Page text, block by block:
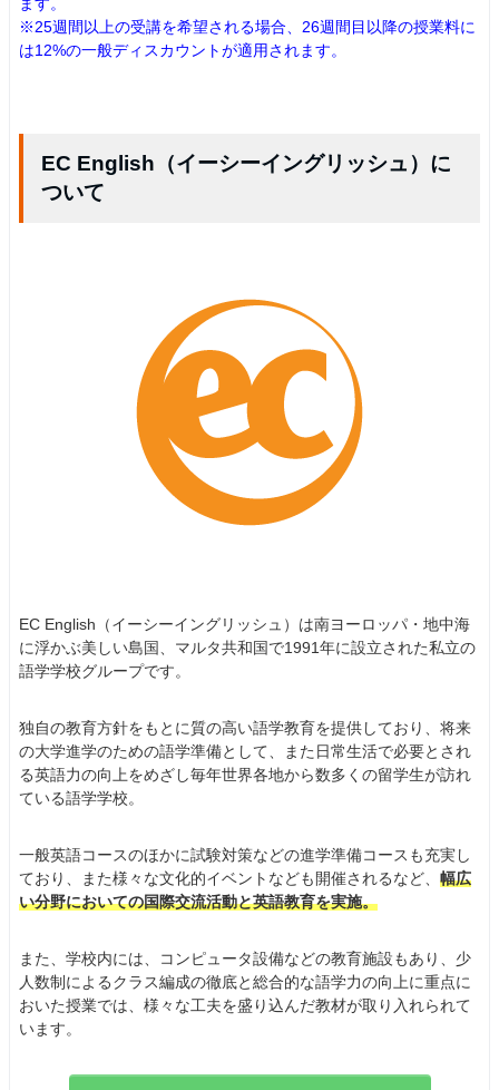
ます。
※25週間以上の受講を希望される場合、26週間目以降の授業料に
は12%の一般ディスカウントが適用されます。
EC English（イーシーイングリッシュ）に
ついて
EC English（イーシーイングリッシュ）は南ヨーロッパ・地中海
に浮かぶ美しい島国、マルタ共和国で1991年に設立された私立の
語学学校グループです。
独自の教育方針をもとに質の高い語学教育を提供しており、将来
の大学進学のための語学準備として、また日常生活で必要とされ
る英語力の向上をめざし毎年世界各地から数多くの留学生が訪れ
ている語学学校。
一般英語コースのほかに試験対策などの進学準備コースも充実し
ており、また様々な文化的イベントなども開催されるなど、 幅広
い分野においての国際交流活動と英語教育を実施。
また、学校内には、コンピュータ設備などの教育施設もあり、少
人数制によるクラス編成の徹底と総合的な語学力の向上に重点に
おいた授業では、様々な工夫を盛り込んだ教材が取り入れられて
います。